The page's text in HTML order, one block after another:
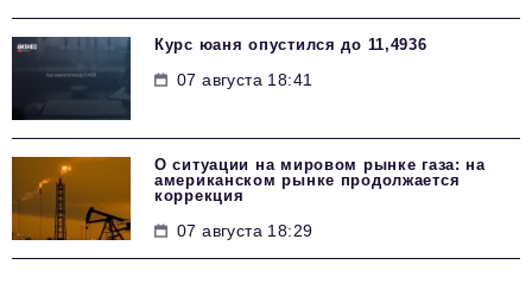
Курс юаня опустился до 11,4936
07 августа 18:41
О ситуации на мировом рынке газа: на
американском рынке продолжается
коррекция
07 августа 18:29